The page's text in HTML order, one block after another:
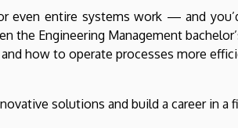
even entire systems work — and
Engineering Management
how to operate processes more
solutions and build a career in